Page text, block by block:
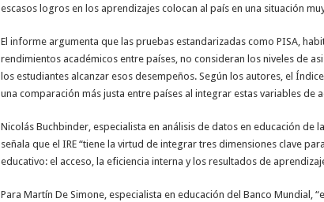
escasos logros en los aprendizajes colocan al país en una situación
El informe argumenta que las pruebas estandarizadas como PISA,
rendimientos académicos entre países, no consideran los niveles de
los estudiantes alcanzar esos desempeños. Según los autores, el
una comparación más justa entre países al integrar estas variables de
Nicolás Buchbinder, especialista en análisis de datos en educación de
señala que el IRE “tiene la virtud de integrar tres dimensiones clave
educativo: el acceso, la eficiencia interna y los resultados de
Para Martín De Simone, especialista en educación del Banco Mundial,